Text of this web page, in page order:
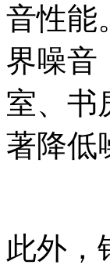
音性能
界噪音
室、书
著降低
此外，